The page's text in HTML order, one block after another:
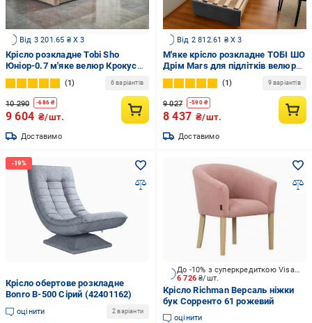
Від 3 201.65 ₴ X 3
Крісло розкладне Tobi Sho
Юніор-0.7 м'яке велюр Крокус
880х800х800 мм 07 Бежевий
1 6 варіантів
10 290 -686 ₴
9 604 ₴/шт.
Доставимо
Від 2 812.61 ₴ X 3
М'яке крісло розкладне ТОБІ ШО
Дрім Mars для підлітків велюр
940х850х730 мм 14/Сірий
1 9 варіантів
9 027 -590₴
8 437 ₴/шт.
Доставимо
Крісло обертове розкладне
Bonro B-500 Сірий (42401162)
оцінити 2 варіанти
6 726₴/шт.
До -10% з суперкредиткою Visa Вигода
Крісло Richman Версаль ніжки
бук Сорренто 61 рожевий
оцінити